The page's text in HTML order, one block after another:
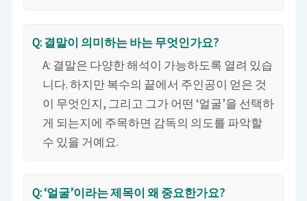
Q: 결말이 의미하는 바는 무엇인가요?
A: 결말은 다양한 해석이 가능하도록 열려 있습
니다. 하지만 복수의 끝에서 주인공이 얻은 것
이 무엇인지, 그리고 그가 어떤 ‘얼굴’을 선택하
게 되는지에 주목하면 감독의 의도를 파악할
수 있을 거예요.
Q: ‘얼굴’이라는 제목이 왜 중요한가요?